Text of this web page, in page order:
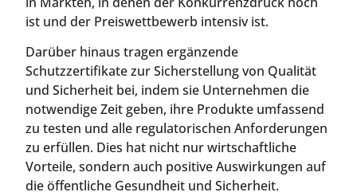
ist und der Preiswettbewerb intensiv ist.
Darüber hinaus tragen ergänzende
Schutzzertifikate zur Sicherstellung von Qualität
und Sicherheit bei, indem sie Unternehmen die
notwendige Zeit geben, ihre Produkte umfassend
zu testen und alle regulatorischen Anforderungen
zu erfüllen. Dies hat nicht nur wirtschaftliche
Vorteile, sondern auch positive Auswirkungen auf
die öffentliche Gesundheit und Sicherheit.